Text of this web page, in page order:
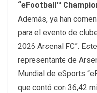
“eFootball™
Además, ya han
para el evento de
2026 Arsenal FC”.
representante de
Mundial de eSports
que contó con 36,42